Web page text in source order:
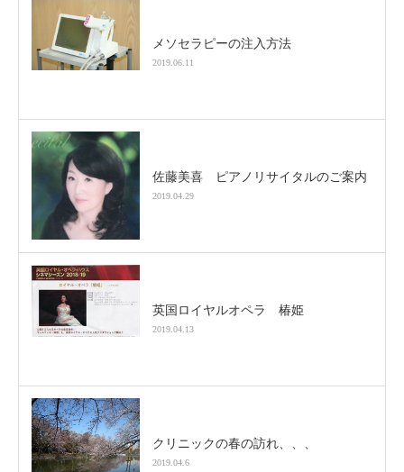
メソセラピーの注入方法
2019.06.11
佐藤美喜 ピアノリサイタルのご案内
2019.04.29
英国ロイヤルオペラ 椿姫
2019.04.13
クリニックの春の訪れ、、、
2019.04.6